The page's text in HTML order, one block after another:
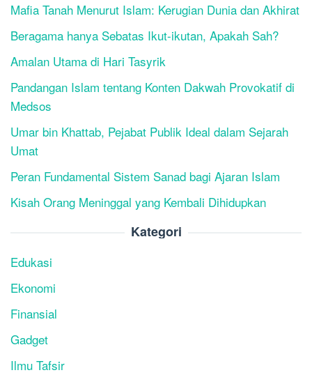
Mafia Tanah Menurut Islam: Kerugian Dunia dan Akhirat
Beragama hanya Sebatas Ikut-ikutan, Apakah Sah?
Amalan Utama di Hari Tasyrik
Pandangan Islam tentang Konten Dakwah Provokatif di
Medsos
Umar bin Khattab, Pejabat Publik Ideal dalam Sejarah
Umat
Peran Fundamental Sistem Sanad bagi Ajaran Islam
Kisah Orang Meninggal yang Kembali Dihidupkan
Kategori
Edukasi
Ekonomi
Finansial
Gadget
Ilmu Tafsir